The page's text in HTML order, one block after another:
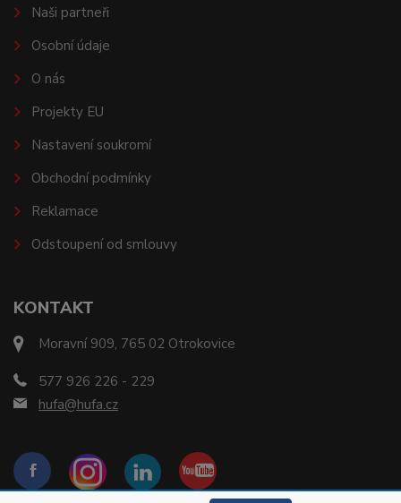
KONTAKT
Moravní 909, 765 02 Otrokovice
577 926 226 - 229
hufa@hufa.cz
Naši partneři
Osobní údaje
O nás
Projekty EU
Nastavení soukromí
Obchodní podmínky
Reklamace
Odstoupení od smlouvy